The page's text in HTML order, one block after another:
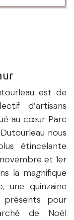
est de
d’artisans
au cœur Parc
nous
étincelante
et 1er
la magnifique
une quinzaine
présents pour
de Noël